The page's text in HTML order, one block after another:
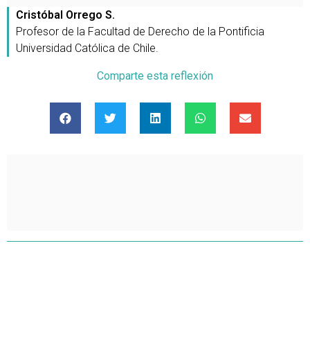
Cristóbal Orrego S.
Profesor de la Facultad de Derecho de la Pontificia
Universidad Católica de Chile.
Comparte esta reflexión